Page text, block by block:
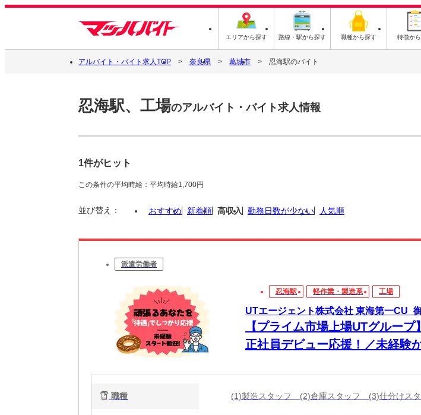
エリアから探す 路線・駅から探す 職種から探す 特徴か
アルバイト・バイト求人TOP 奈良県 葛城市 忍海駅のバイト
忍海駅、工場のアルバイト・バイト求人情報
1件がヒット
この条件の平均時給：平均時給1,700円
並び替え： おすすめ 新着順 高収入 勤務日数が少ない 人気順
派遣労働者
忍海駅 軽作業・製造系 工場
UTエージェント株式会社 東海第一CU_
【プライム市場上場UTグルー
正社員デビュー応援！／未経験
職種 (1)製造スタッフ (2)倉庫スタッフ (3)仕分けス